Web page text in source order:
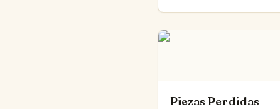
Piezas Perdidas